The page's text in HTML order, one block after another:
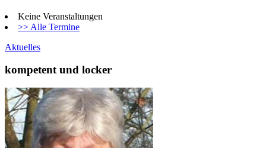
Keine Veranstaltungen
>> Alle Termine
Aktuelles
kompetent und locker